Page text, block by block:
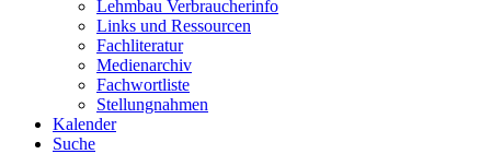
Lehmbau Verbraucherinfo
Links und Ressourcen
Fachliteratur
Medienarchiv
Fachwortliste
Stellungnahmen
Kalender
Suche